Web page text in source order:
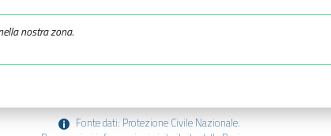
nostra zona.
Fonte dati: Protezione Civile Nazionale.